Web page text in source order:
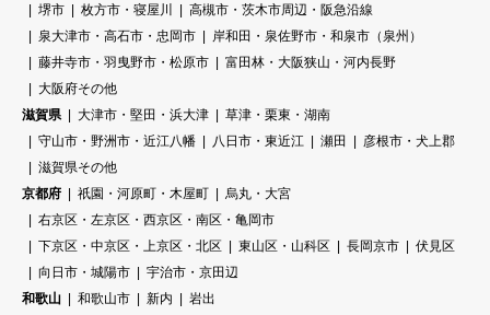
堺市
枚方市・寝屋川
高槻市・茨木市周辺・阪急沿線
泉大津市・高石市・忠岡市
岸和田・泉佐野市・和泉市（泉州）
藤井寺市・羽曳野市・松原市
富田林・大阪狭山・河内長野
大阪府その他
滋賀県
大津市・堅田・浜大津
草津・栗東・湖南
守山市・野洲市・近江八幡
八日市・東近江 瀬田
彦根市・犬上郡
滋賀県その他
京都府
祇園・河原町・木屋町
烏丸・大宮
右京区・左京区・西京区・南区・亀岡市
下京区・中京区・上京区・北区
東山区・山科区 長岡京市
伏見区
向日市・城陽市
宇治市・京田辺
和歌山
和歌山市 新内
岩出